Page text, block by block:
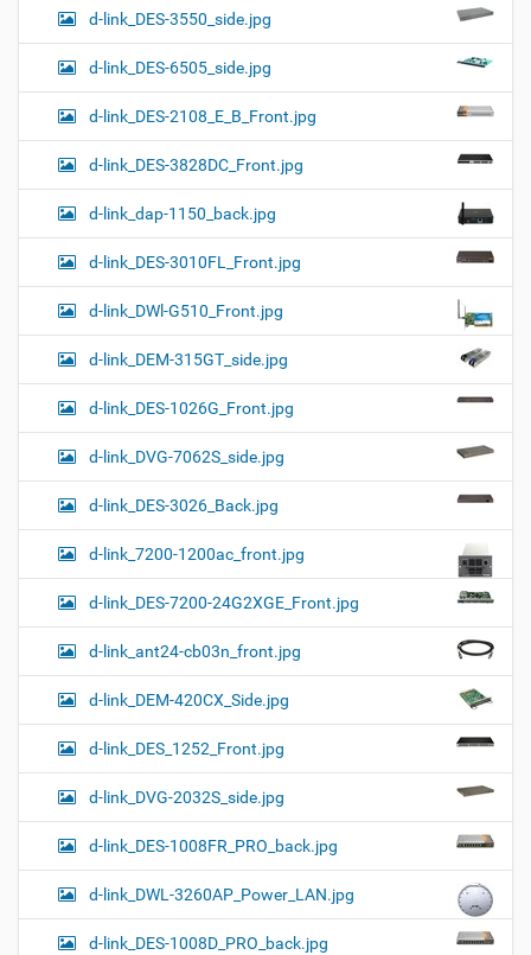
d-link_DES-3550_side.jpg
d-link_DES-6505_side.jpg
d-link_DES-2108_E_B_Front.jpg
d-link_DES-3828DC_Front.jpg
d-link_dap-1150_back.jpg
d-link_DES-3010FL_Front.jpg
d-link_DWl-G510_Front.jpg
d-link_DEM-315GT_side.jpg
d-link_DES-1026G_Front.jpg
d-link_DVG-7062S_side.jpg
d-link_DES-3026_Back.jpg
d-link_7200-1200ac_front.jpg
d-link_DES-7200-24G2XGE_Front.jpg
d-link_ant24-cb03n_front.jpg
d-link_DEM-420CX_Side.jpg
d-link_DES_1252_Front.jpg
d-link_DVG-2032S_side.jpg
d-link_DES-1008FR_PRO_back.jpg
d-link_DWL-3260AP_Power_LAN.jpg
d-link_DES-1008D_PRO_back.jpg